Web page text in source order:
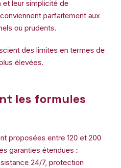
et leur simplicité de
parfaitement aux
ou prudents.
des limites en termes de
élevées.
les formules
proposées entre 120 et 200
garanties étendues :
24/7, protection